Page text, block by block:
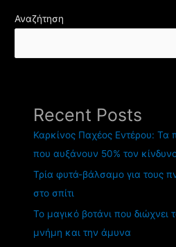
Αναζήτηση
Recent Posts
Καρκίνος Παχέος Εντέρου:
που αυξάνουν 50% τον
Τρία φυτά-βάλσαμο για τους
στο σπίτι
Το μαγικό βοτάνι που διώχνει
μνήμη και την άμυνα